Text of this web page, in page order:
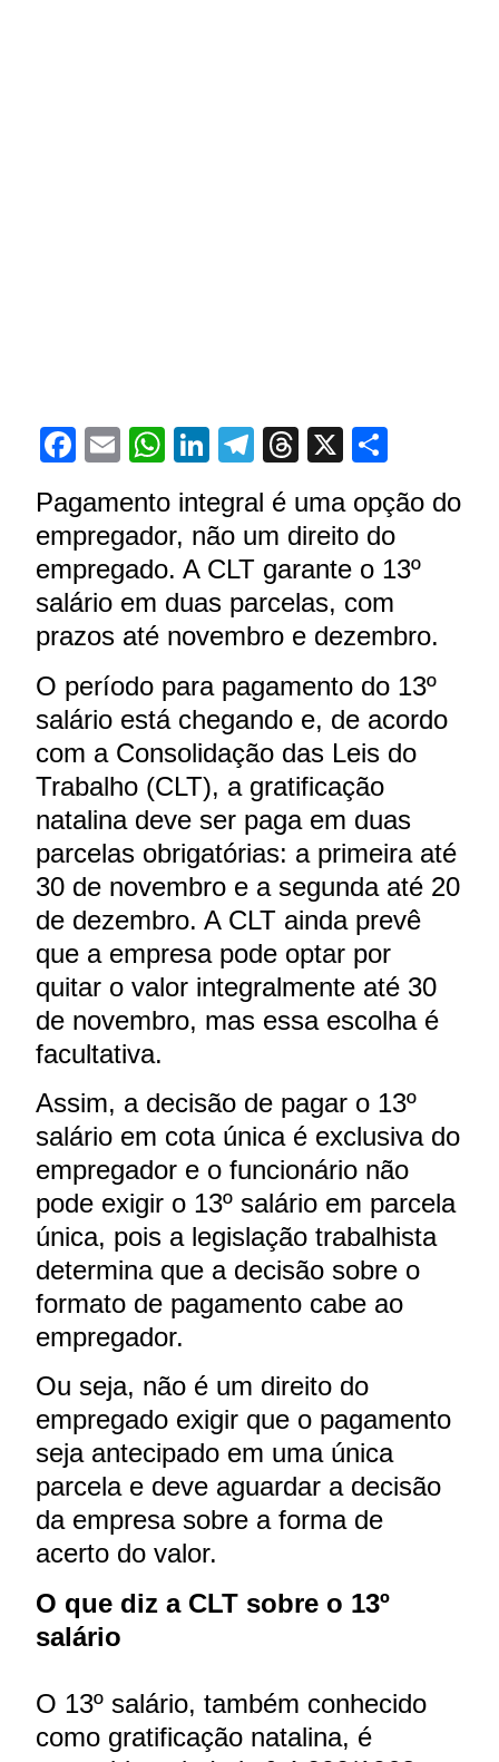
Facebook
EmailWhatsApp
LinkedIn
Telegram
Threads
X
Pagamento integral é uma opção do
empregador, não um direito do
empregado. A CLT garante o 13º
salário em duas parcelas, com
prazos até novembro e dezembro.
O período para pagamento do 13º
salário está chegando e, de acordo
com a Consolidação das Leis do
Trabalho (CLT), a gratificação
natalina deve ser paga em duas
parcelas obrigatórias: a primeira até
30 de novembro e a segunda até 20
de dezembro. A CLT ainda prevê
que a empresa pode optar por
quitar o valor integralmente até 30
de novembro, mas essa escolha é
facultativa.
Assim, a decisão de pagar o 13º
salário em cota única é exclusiva do
empregador e o funcionário não
pode exigir o 13º salário em parcela
única, pois a legislação trabalhista
determina que a decisão sobre o
formato de pagamento cabe ao
empregador.
Ou seja, não é um direito do
empregado exigir que o pagamento
seja antecipado em uma única
parcela e deve aguardar a decisão
da empresa sobre a forma de
acerto do valor.
O que diz a CLT sobre o 13º
salário
O 13º salário, também conhecido
como gratificação natalina, é